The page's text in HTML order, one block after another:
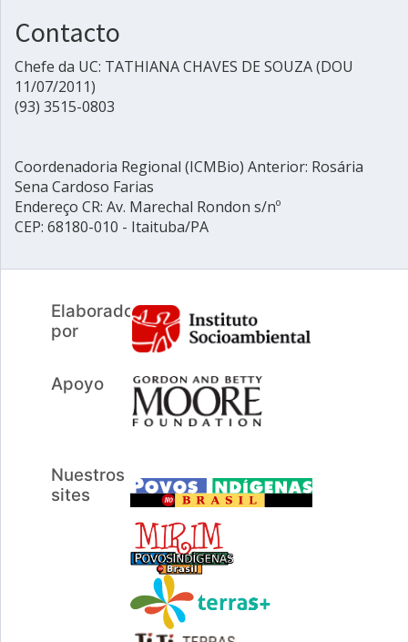
Contacto
Chefe da UC: TATHIANA CHAVES DE SOUZA (DOU
11/07/2011)
(93) 3515-0803
Coordenadoria Regional (ICMBio) Anterior: Rosária
Sena Cardoso Farias
Endereço CR: Av. Marechal Rondon s/nº
CEP: 68180-010 - Itaituba/PA